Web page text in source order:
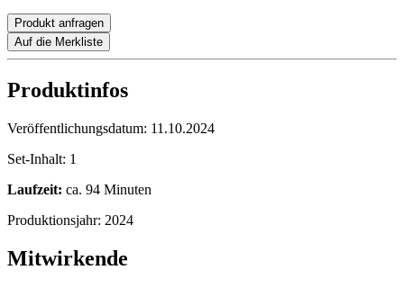
Produkt anfragen
Auf die Merkliste
Produktinfos
Veröffentlichungsdatum: 11.10.2024
Set-Inhalt: 1
Laufzeit: ca. 94 Minuten
Produktionsjahr: 2024
Mitwirkende